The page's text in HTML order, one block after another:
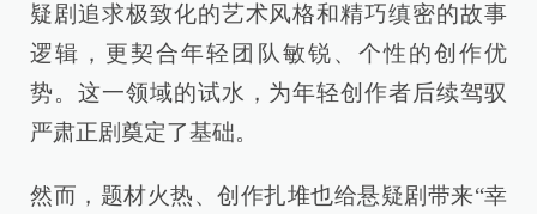
疑剧追求极致化的艺术风格和精巧缜密的故事
逻辑，更契合年轻团队敏锐、个性的创作优
势。这一领域的试水，为年轻创作者后续驾驭
严肃正剧奠定了基础。
然而，题材火热、创作扎堆也给悬疑剧带来“幸